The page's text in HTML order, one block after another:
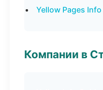
Yellow Pages
Компании в